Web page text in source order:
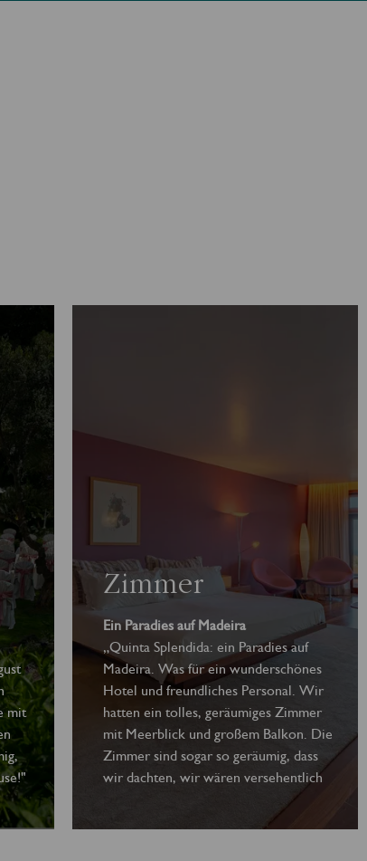
mit
Zimmer
Ein Paradies auf Madeira
„Quinta Splendida: ein Paradies auf
Madeira. Was für ein wunderschönes
Hotel und freundliches Personal. Wir
hatten ein tolles, geräumiges Zimmer
mit Meerblick und großem Balkon. Die
Zimmer sind sogar so geräumig, dass
wir dachten, wir wären versehentlich
in der Honeymoon-Suite gelandet.“